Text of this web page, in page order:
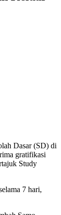
Dasar (SD) di
gratifikasi
Study
7 hari,